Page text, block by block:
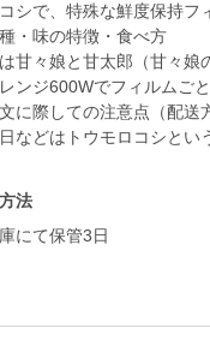
シで、特殊な鮮度保持フ
・味の特徴・食べ方
甘々娘と甘太郎（甘々娘
ンジ600Wでフィルムご
に際しての注意点（配送
などはトウモロコシとい
法
にて保管3日